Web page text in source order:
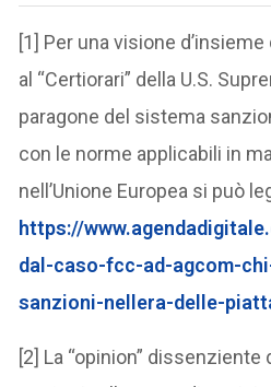
[1] Per una visione
al “Certiorari” della U.S.
paragone del sistema
con le norme applicabili in
nell’Unione Europea si può
https://
dal-caso-fcc-ad-agcom-
sanzioni-nellera-delle-
[2] La “opinion”